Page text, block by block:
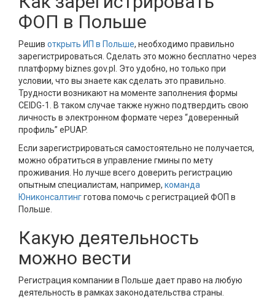
ФОП в Польше
Решив открыть ИП в Польше, необходимо правильно
зарегистрироваться. Сделать это можно бесплатно через
платформу biznes.gov.pl. Это удобно, но только при
условии, что вы знаете как сделать это правильно.
Трудности возникают на моменте заполнения формы
CEIDG-1. В таком случае также нужно подтвердить свою
личность в электронном формате через “доверенный
профиль” ePUAP.
Если зарегистрироваться самостоятельно не получается,
можно обратиться в управление гмины по мету
проживания. Но лучше всего доверить регистрацию
опытным специалистам, например, команда
Юниконсалтингготова помочь с регистрацией ФОП в
Польше.
Какую деятельность
можно вести
Регистрация компании в Польше дает право на любую
деятельность в рамках законодательства страны.